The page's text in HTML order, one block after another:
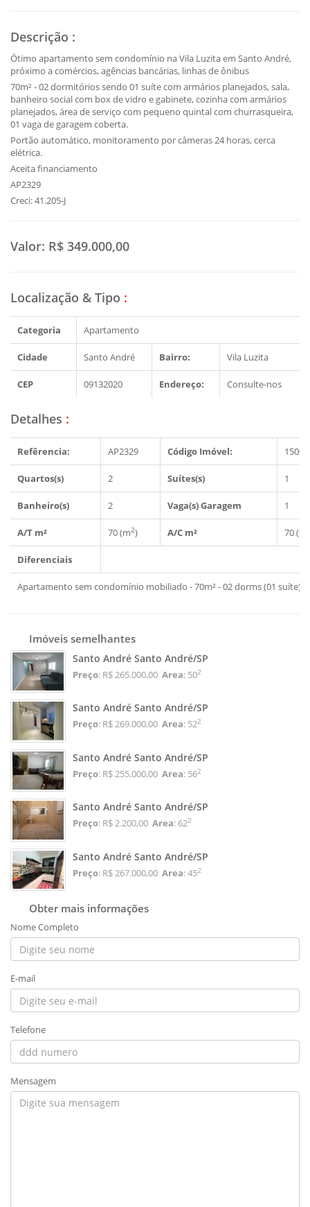
Descrição :
Ótimo apartamento sem condomínio na Vila Luzita em Santo André,
próximo a comércios, agências bancárias, linhas de ônibus
70m² - 02 dormitórios sendo 01 suíte com armários planejados, sala,
banheiro social com box de vidro e gabinete, cozinha com armários
planejados, área de serviço com pequeno quintal com churrasqueira,
01 vaga de garagem coberta.
Portão automático, monitoramento por câmeras 24 horas, cerca
elétrica.
Aceita financiamento
AP2329
Creci: 41.205-J
Valor: R$ 349.000,00
Localização & Tipo :
Categoria Apartamento
Cidade Santo André Bairro: Vila Luzita
CEP 09132020 Endereço: Consulte-nos
Detalhes :
Refêrencia: AP2329 Código Imóvel:
Quartos(s) 2 Suítes(s) 1
Banheiro(s) 2 Vaga(s) Garagem 1
A/T m² 70 (m2) A/C m² 70 (m
Diferenciais
Apartamento sem condomínio mobiliado - 70m² - 02 dorms (01 suíte)
Imóveis semelhantes
Santo André Santo André/SP
Preço: R$ 265.000,00 Area: 502
Santo André Santo André/SP
Preço: R$ 269.000,00 Area: 522
Santo André Santo André/SP
Preço: R$ 255.000,00 Area: 562
Santo André Santo André/SP
Preço: R$ 2.200,00 Area: 622
Santo André Santo André/SP
Preço: R$ 267.000,00 Area: 452
Obter mais informações
Nome Completo
E-mail
Telefone
Mensagem